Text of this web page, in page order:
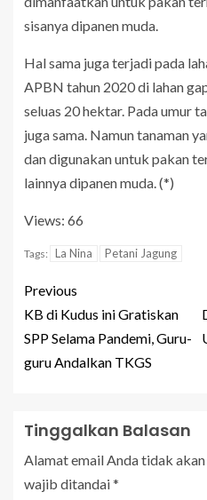
sisanya dipanen muda.
Hal sama juga terjadi pada
APBN tahun 2020 di lahan
seluas 20 hektar. Pada umur
juga sama. Namun tanaman
dan digunakan untuk pakan
lainnya dipanen muda. (*)
Views: 66
Tags: La Nina Petani Jagung
Previous
KB di Kudus ini Gratiskan
SPP Selama Pandemi, Guru-
guru Andalkan TKGS
Tinggalkan Balasan
Alamat email Anda tidak
wajib ditandai*